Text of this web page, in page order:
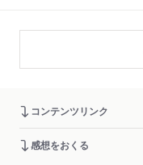
コンテンツリンク
感想をおくる